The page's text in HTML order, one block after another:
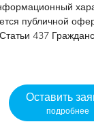
Оставить
подробнее
публичной
437